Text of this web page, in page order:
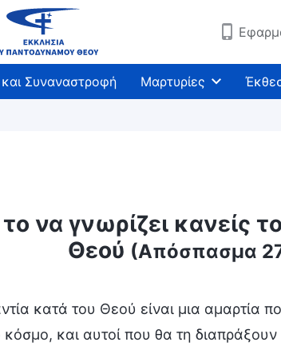
Συναναστροφή Μαρτυρίες
να γνωρίζει κανείς
Θεού (Απόσπασμα
κατά του Θεού είναι μια αμαρτία
και αυτοί που θα τη